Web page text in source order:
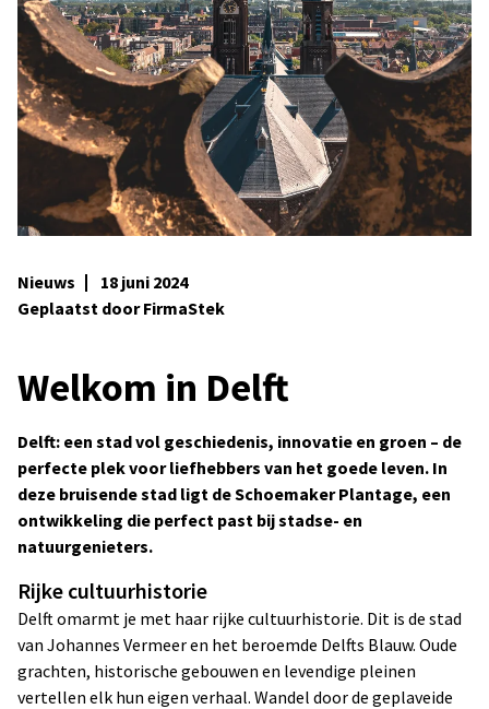
Nieuws
18 juni 2024
Geplaatst door FirmaStek
Welkom in Delft
Delft: een stad vol geschiedenis, innovatie en groen – de
perfecte plek voor liefhebbers van het goede leven. In
deze bruisende stad ligt de Schoemaker Plantage, een
ontwikkeling die perfect past bij stadse- en
natuurgenieters.
Rijke cultuurhistorie
Delft omarmt je met haar rijke cultuurhistorie. Dit is de stad
van Johannes Vermeer en het beroemde Delfts Blauw. Oude
grachten, historische gebouwen en levendige pleinen
vertellen elk hun eigen verhaal. Wandel door de geplaveide